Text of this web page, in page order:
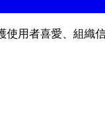
用者喜愛、組織